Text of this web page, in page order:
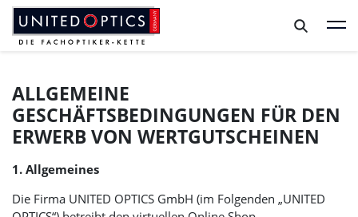
Zum Hauptinhalt springen
Zum Footer springen
ALLGEMEINE
GESCHÄFTSBEDINGUNGEN FÜR DEN
ERWERB VON WERTGUTSCHEINEN
1. Allgemeines
Die Firma UNITED OPTICS GmbH (im Folgenden „UNITED